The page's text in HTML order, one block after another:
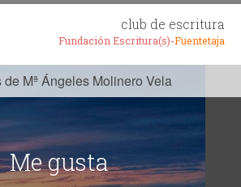
club de escritura
Fundación Escritura(s)-Fuentetaja
de Mª Ángeles Molinero Vela
Me gusta